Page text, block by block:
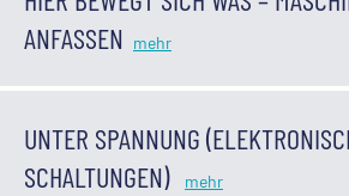
ANFASSEN
UNTER SPANNUNG
SCHALTUNGEN)